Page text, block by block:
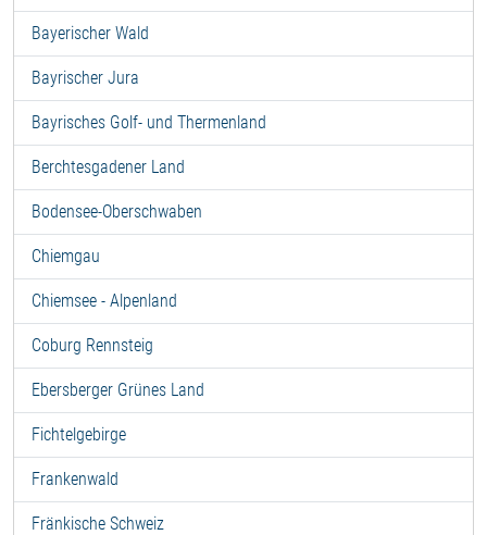
Bayerischer Wald
Bayrischer Jura
Bayrisches Golf- und Thermenland
Berchtesgadener Land
Bodensee-Oberschwaben
Chiemgau
Chiemsee - Alpenland
Coburg Rennsteig
Ebersberger Grünes Land
Fichtelgebirge
Frankenwald
Fränkische Schweiz